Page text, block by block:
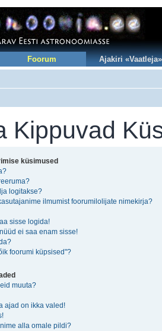
Foorum Ajakiri «Vaatleja»
Kippuvad
küsimused
logitakse?
ilmumist foorumilolijate nimekirja?
sisse logida!
ei saa enam sisse!
foorumi küpsised"?
muuta?
ajad on ikka valed!
alla omale pildi?